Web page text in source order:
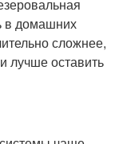
в домашних
сложнее,
лучше оставить